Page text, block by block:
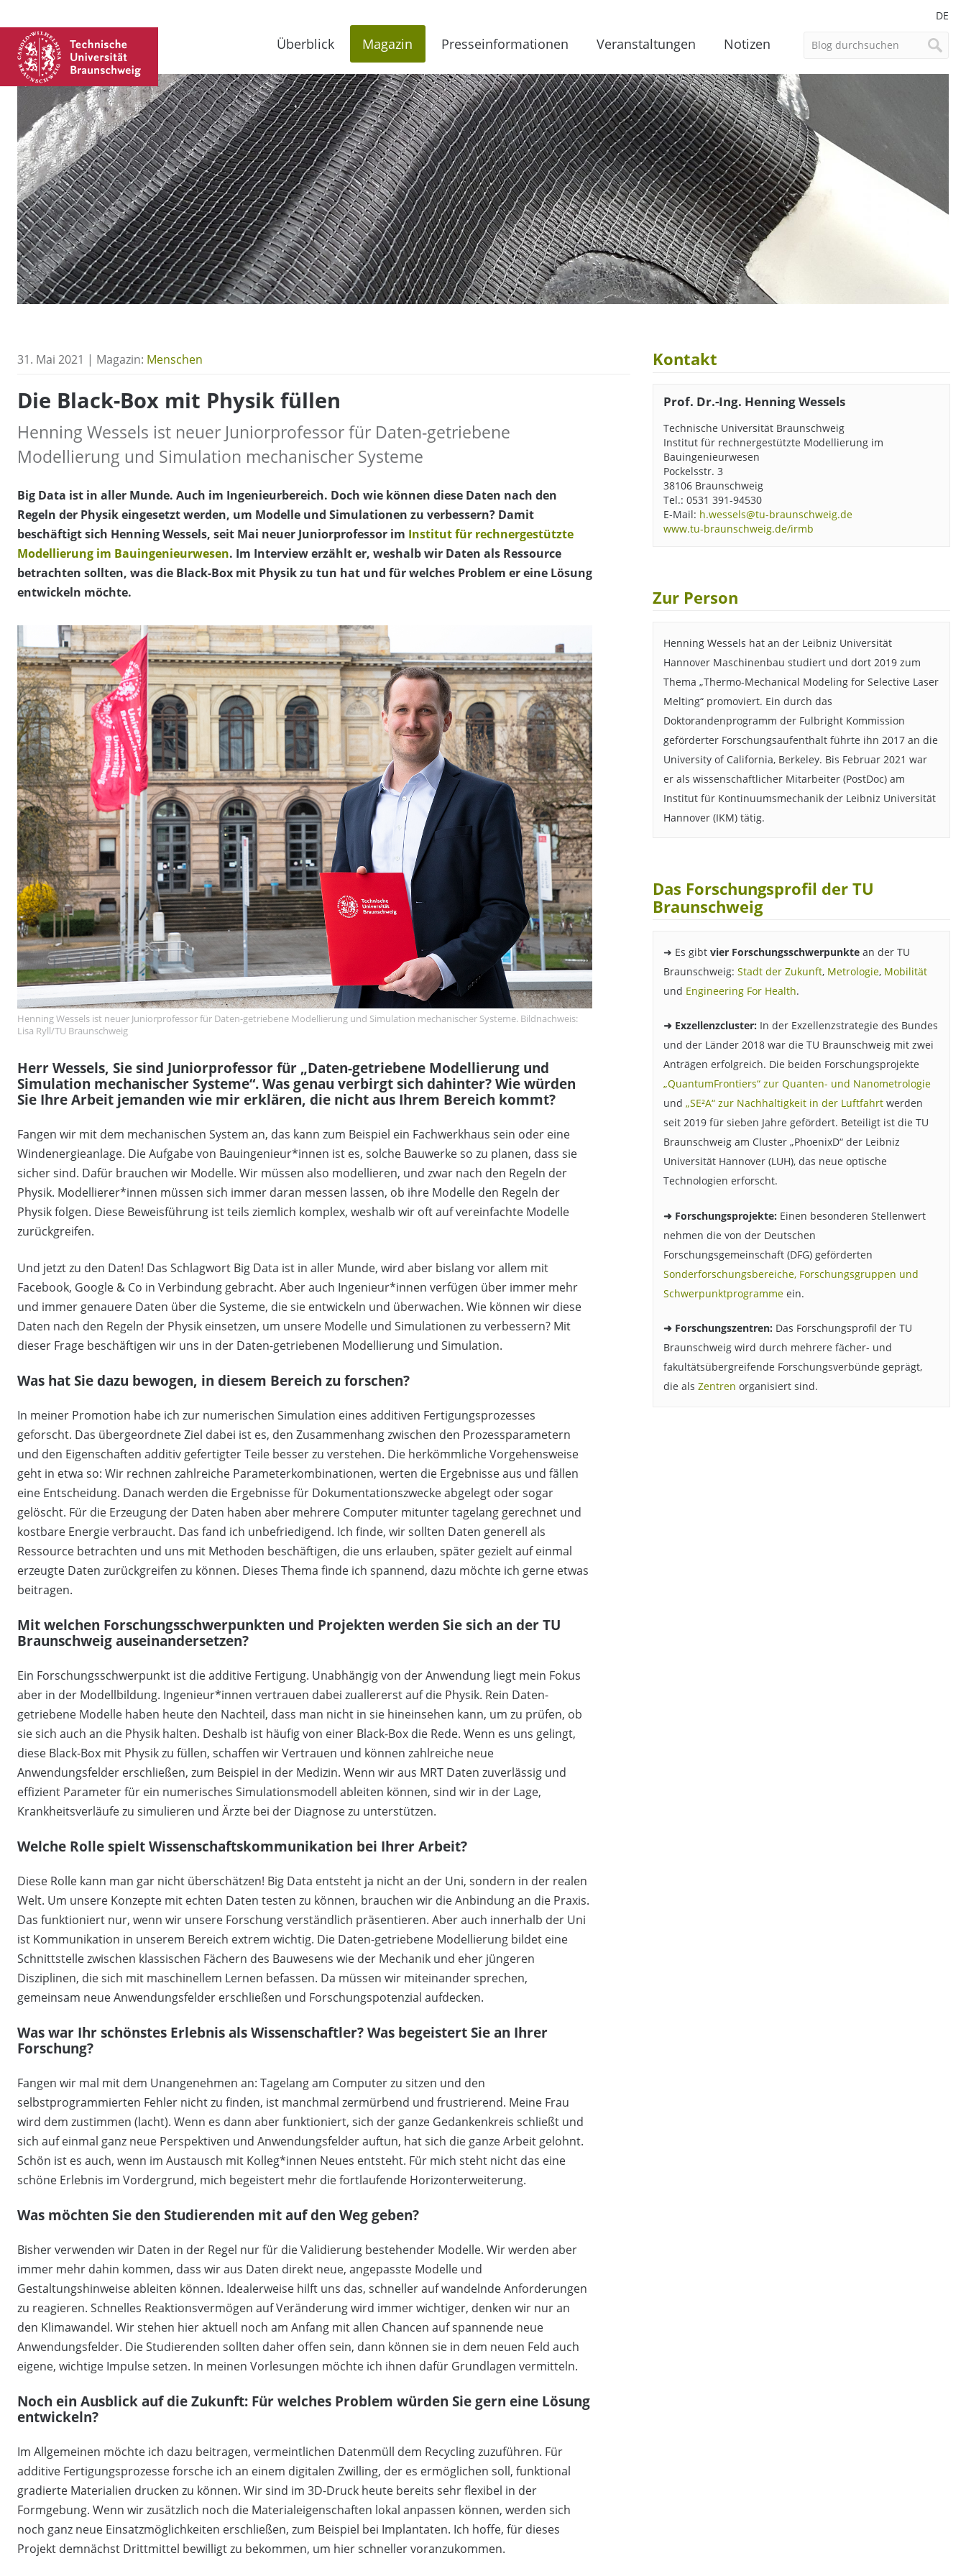
DE
Überblick Magazin Presseinformationen Veranstaltungen Notizen
31. Mai 2021 | Magazin: Menschen
Die Black-Box mit Physik füllen
Henning Wessels ist neuer Juniorprofessor für Daten-getriebene
Modellierung und Simulation mechanischer Systeme
Big Data ist in aller Munde. Auch im Ingenieurbereich. Doch wie können diese Daten nach den
Regeln der Physik eingesetzt werden, um Modelle und Simulationen zu verbessern? Damit
beschäftigt sich Henning Wessels, seit Mai neuer Juniorprofessor im Institut für rechnergestützte
Modellierung im Bauingenieurwesen. Im Interview erzählt er, weshalb wir Daten als Ressource
betrachten sollten, was die Black-Box mit Physik zu tun hat und für welches Problem er eine Lösung
entwickeln möchte.
Henning Wessels ist neuer Juniorprofessor für Daten-getriebene Modellierung und Simulation mechanischer Systeme. Bildnachweis:
Lisa Ryll/TU Braunschweig
Herr Wessels, Sie sind Juniorprofessor für „Daten-getriebene Modellierung und
Simulation mechanischer Systeme“. Was genau verbirgt sich dahinter? Wie würden
Sie Ihre Arbeit jemanden wie mir erklären, die nicht aus Ihrem Bereich kommt?
Fangen wir mit dem mechanischen System an, das kann zum Beispiel ein Fachwerkhaus sein oder eine
Windenergieanlage. Die Aufgabe von Bauingenieur*innen ist es, solche Bauwerke so zu planen, dass sie
sicher sind. Dafür brauchen wir Modelle. Wir müssen also modellieren, und zwar nach den Regeln der
Physik. Modellierer*innen müssen sich immer daran messen lassen, ob ihre Modelle den Regeln der
Physik folgen. Diese Beweisführung ist teils ziemlich komplex, weshalb wir oft auf vereinfachte Modelle
zurückgreifen.
Und jetzt zu den Daten! Das Schlagwort Big Data ist in aller Munde, wird aber bislang vor allem mit
Facebook, Google & Co in Verbindung gebracht. Aber auch Ingenieur*innen verfügen über immer mehr
und immer genauere Daten über die Systeme, die sie entwickeln und überwachen. Wie können wir diese
Daten nach den Regeln der Physik einsetzen, um unsere Modelle und Simulationen zu verbessern? Mit
dieser Frage beschäftigen wir uns in der Daten-getriebenen Modellierung und Simulation.
Was hat Sie dazu bewogen, in diesem Bereich zu forschen?
In meiner Promotion habe ich zur numerischen Simulation eines additiven Fertigungsprozesses
geforscht. Das übergeordnete Ziel dabei ist es, den Zusammenhang zwischen den Prozessparametern
und den Eigenschaften additiv gefertigter Teile besser zu verstehen. Die herkömmliche Vorgehensweise
geht in etwa so: Wir rechnen zahlreiche Parameterkombinationen, werten die Ergebnisse aus und fällen
eine Entscheidung. Danach werden die Ergebnisse für Dokumentationszwecke abgelegt oder sogar
gelöscht. Für die Erzeugung der Daten haben aber mehrere Computer mitunter tagelang gerechnet und
kostbare Energie verbraucht. Das fand ich unbefriedigend. Ich finde, wir sollten Daten generell als
Ressource betrachten und uns mit Methoden beschäftigen, die uns erlauben, später gezielt auf einmal
erzeugte Daten zurückgreifen zu können. Dieses Thema finde ich spannend, dazu möchte ich gerne etwas
beitragen.
Mit welchen Forschungsschwerpunkten und Projekten werden Sie sich an der TU
Braunschweig auseinandersetzen?
Ein Forschungsschwerpunkt ist die additive Fertigung. Unabhängig von der Anwendung liegt mein Fokus
aber in der Modellbildung. Ingenieur*innen vertrauen dabei zuallererst auf die Physik. Rein Daten-
getriebene Modelle haben heute den Nachteil, dass man nicht in sie hineinsehen kann, um zu prüfen, ob
sie sich auch an die Physik halten. Deshalb ist häufig von einer Black-Box die Rede. Wenn es uns gelingt,
diese Black-Box mit Physik zu füllen, schaffen wir Vertrauen und können zahlreiche neue
Anwendungsfelder erschließen, zum Beispiel in der Medizin. Wenn wir aus MRT Daten zuverlässig und
effizient Parameter für ein numerisches Simulationsmodell ableiten können, sind wir in der Lage,
Krankheitsverläufe zu simulieren und Ärzte bei der Diagnose zu ­­­­unterstützen.
Welche Rolle spielt Wissenschaftskommunikation bei Ihrer Arbeit?
Diese Rolle kann man gar nicht überschätzen! Big Data entsteht ja nicht an der Uni, sondern in der realen
Welt. Um unsere Konzepte mit echten Daten testen zu können, brauchen wir die Anbindung an die Praxis.
Das funktioniert nur, wenn wir unsere Forschung verständlich präsentieren. Aber auch innerhalb der Uni
ist Kommunikation in unserem Bereich extrem wichtig. Die Daten-getriebene Modellierung bildet eine
Schnittstelle zwischen klassischen Fächern des Bauwesens wie der Mechanik und eher jüngeren
Disziplinen, die sich mit maschinellem Lernen befassen. Da müssen wir miteinander sprechen,
gemeinsam neue Anwendungsfelder erschließen und Forschungspotenzial aufdecken.
Was war Ihr schönstes Erlebnis als Wissenschaftler? Was begeistert Sie an Ihrer
Forschung?
Fangen wir mal mit dem Unangenehmen an: Tagelang am Computer zu sitzen und den
selbstprogrammierten Fehler nicht zu finden, ist manchmal zermürbend und frustrierend. Meine Frau
wird dem zustimmen (lacht). Wenn es dann aber funktioniert, sich der ganze Gedankenkreis schließt und
sich auf einmal ganz neue Perspektiven und Anwendungsfelder auftun, hat sich die ganze Arbeit gelohnt.
Schön ist es auch, wenn im Austausch mit Kolleg*innen Neues entsteht. Für mich steht nicht das eine
schöne Erlebnis im Vordergrund, mich begeistert mehr die fortlaufende Horizonterweiterung.
Was möchten Sie den Studierenden mit auf den Weg geben?
Bisher verwenden wir Daten in der Regel nur für die Validierung bestehender Modelle. Wir werden aber
immer mehr dahin kommen, dass wir aus Daten direkt neue, angepasste Modelle und
Gestaltungshinweise ableiten können. Idealerweise hilft uns das, schneller auf wandelnde Anforderungen
zu reagieren. Schnelles Reaktionsvermögen auf Veränderung wird immer wichtiger, denken wir nur an
den Klimawandel. Wir stehen hier aktuell noch am Anfang mit allen Chancen auf spannende neue
Anwendungsfelder. Die Studierenden sollten daher offen sein, dann können sie in dem neuen Feld auch
eigene, wichtige Impulse setzen. In meinen Vorlesungen möchte ich ihnen dafür Grundlagen vermitteln.
Noch ein Ausblick auf die Zukunft: Für welches Problem würden Sie gern eine Lösung
entwickeln?
Im Allgemeinen möchte ich dazu beitragen, vermeintlichen Datenmüll dem Recycling zuzuführen. Für
additive Fertigungsprozesse forsche ich an einem digitalen Zwilling, der es ermöglichen soll, funktional
gradierte Materialien drucken zu können. Wir sind im 3D-Druck heute bereits sehr flexibel in der
Formgebung. Wenn wir zusätzlich noch die Materialeigenschaften lokal anpassen können, werden sich
noch ganz neue Einsatzmöglichkeiten erschließen, zum Beispiel bei Implantaten. Ich hoffe, für dieses
Projekt demnächst Drittmittel bewilligt zu bekommen, um hier schneller voranzukommen.
Kontakt
Prof. Dr.-Ing. Henning Wessels
Technische Universität Braunschweig
Institut für rechnergestützte Modellierung im
Bauingenieurwesen
Pockelsstr. 3
38106 Braunschweig
Tel.: 0531 391-94530
E-Mail: h.wessels@tu-braunschweig.de
www.tu-braunschweig.de/irmb
Zur Person
Henning Wessels hat an der Leibniz Universität
Hannover Maschinenbau studiert und dort 2019 zum
Thema „Thermo-Mechanical Modeling for Selective Laser
Melting“ promoviert. Ein durch das
Doktorandenprogramm der Fulbright Kommission
geförderter Forschungsaufenthalt führte ihn 2017 an die
University of California, Berkeley. Bis Februar 2021 war
er als wissenschaftlicher Mitarbeiter (PostDoc) am
Institut für Kontinuumsmechanik der Leibniz Universität
Hannover (IKM) tätig.
Das Forschungsprofil der TU
Braunschweig
➜ Es gibtvier Forschungsschwerpunkte an der TU
Braunschweig:Stadt der Zukunft, Metrologie, Mobilität
und Engineering For Health.
➜ Exzellenzcluster: In der Exzellenzstrategie des Bundes
und der Länder 2018 war die TU Braunschweig mit zwei
Anträgen erfolgreich. Die beiden Forschungsprojekte
„QuantumFrontiers“ zur Quanten- und Nanometrologie
und„SE²A“ zur Nachhaltigkeit in der Luftfahrt werden
seit 2019 für sieben Jahre gefördert. Beteiligt ist die TU
Braunschweig am Cluster „PhoenixD“ der Leibniz
Universität Hannover (LUH), das neue optische
Technologien erforscht.
➜ Forschungsprojekte: Einen besonderen Stellenwert
nehmen die von der Deutschen
Forschungsgemeinschaft (DFG) geförderten
Sonderforschungsbereiche, Forschungsgruppen und
Schwerpunktprogramme ein.
➜ Forschungszentren: Das Forschungsprofil der TU
Braunschweig wird durch mehrere fächer- und
fakultätsübergreifende Forschungsverbünde geprägt,
die alsZentren organisiert sind.